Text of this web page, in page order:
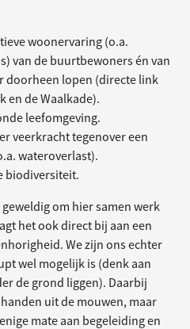
woonervaring (o.a.
van de buurtbewoners én van
doorheen lopen (directe link
en de Waalkade).
leefomgeving.
veerkracht tegenover een
wateroverlast).
biodiversiteit.
om hier samen werk
het ook direct bij aan een
We zijn ons echter
wel mogelijk is (denk aan
de grond liggen). Daarbij
uit de mouwen, maar
mate aan begeleiding en